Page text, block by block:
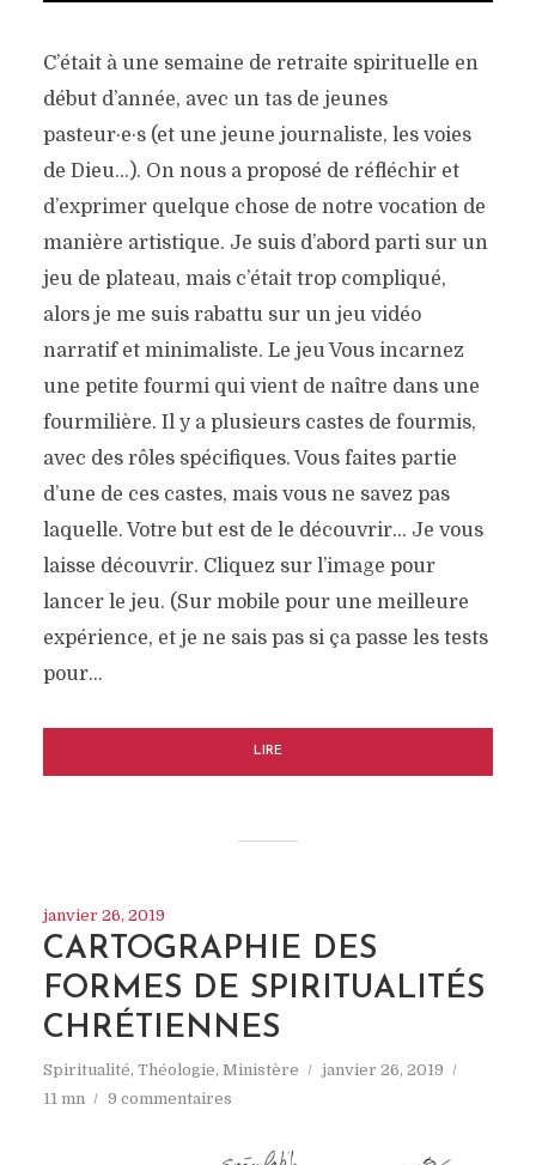
C’était à une semaine de retraite spirituelle en
début d’année, avec un tas de jeunes
pasteur·e·s (et une jeune journaliste, les voies
de Dieu…). On nous a proposé de réfléchir et
d’exprimer quelque chose de notre vocation de
manière artistique. Je suis d’abord parti sur un
jeu de plateau, mais c’était trop compliqué,
alors je me suis rabattu sur un jeu vidéo
narratif et minimaliste. Le jeu Vous incarnez
une petite fourmi qui vient de naître dans une
fourmilière. Il y a plusieurs castes de fourmis,
avec des rôles spécifiques. Vous faites partie
d’une de ces castes, mais vous ne savez pas
laquelle. Votre but est de le découvrir… Je vous
laisse découvrir. Cliquez sur l’image pour
lancer le jeu. (Sur mobile pour une meilleure
expérience, et je ne sais pas si ça passe les tests
pour…
LIRE
janvier 26, 2019
CARTOGRAPHIE DES
FORMES DE SPIRITUALITÉS
CHRÉTIENNES
Spiritualité, Théologie, Ministère
janvier 26, 2019
11 mn
9 commentaires